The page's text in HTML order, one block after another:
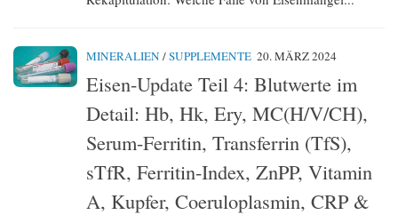
MINERALIEN /SUPPLEMENTE 20. MÄRZ 2024
Eisen-Update Teil 4: Blutwerte im
Detail: Hb, Hk, Ery, MC(H/V/CH),
Serum-Ferritin, Transferrin (TfS),
sTfR, Ferritin-Index, ZnPP, Vitamin
A, Kupfer, Coeruloplasmin, CRP &